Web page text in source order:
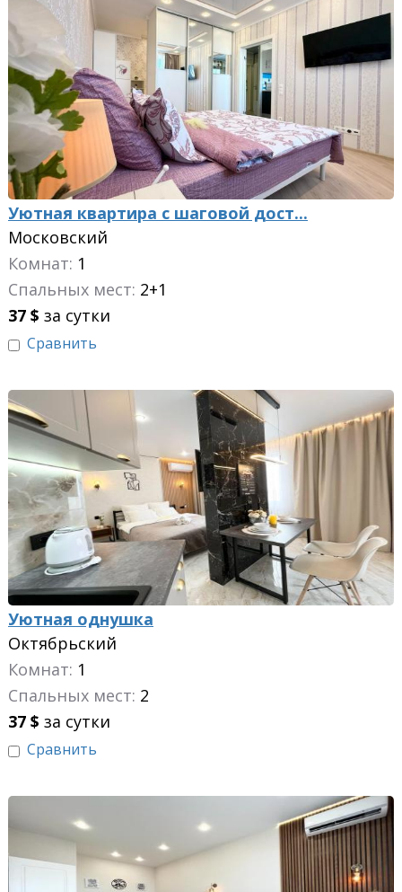
Уютная квартира с шаговой дост...
Московский
Комнат: 1
Спальных мест: 2+1
37 $ за сутки
Сравнить
Уютная однушка
Октябрьский
Комнат: 1
Спальных мест: 2
37 $ за сутки
Сравнить